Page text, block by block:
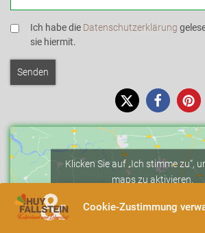
Cookie-Zustimmung
Ich habe die Datenschutzerklärung
sie hiermit.
Klicken Sie auf „Ich stimme zu“,
maps zu aktivieren.